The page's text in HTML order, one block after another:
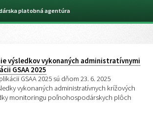
výsledkov vykonaných administratívnymi
GSAA 2025
GSAA 2025 sú dňom 23. 6. 2025
vykonaných administratívnych krížových
monitoringu poľnohospodárskych plôch
platobná agentúra